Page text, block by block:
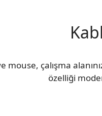
mouse, çalışma
özelliği